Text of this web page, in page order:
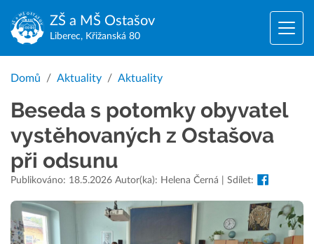
ZŠ a MŠ Ostašov
Liberec, Křižanská 80
Domů Aktuality Aktuality
Beseda s potomky obyvatel
vystěhovaných z Ostašova
při odsunu
Publikováno: 18.5.2026 Autor(ka): Helena Černá | Sdílet: